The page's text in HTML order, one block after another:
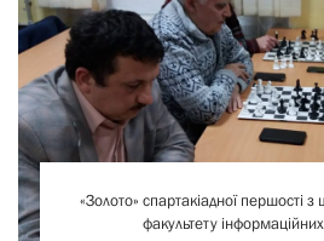
«Золото» спартакіадної першості
факультету